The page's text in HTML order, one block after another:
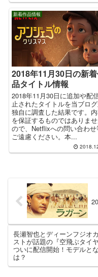
新着作品情報
2018年11月30日の新
品タイトル情報
2018年11月30日に追加や配
止されたタイトルを当ブロ
独自に調査した結果です。
を保証するものではありま
ので、Netflixへの問い合わせ
ご遠慮ください。本...
長瀬智也とディーンフジオ
ストが話題の『空飛ぶタイ
ついに配信開始！モデルと
は？